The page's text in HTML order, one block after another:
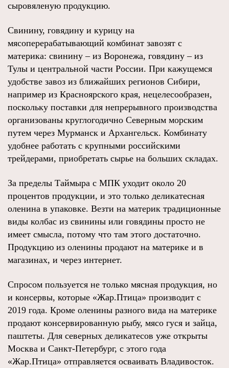
сыровяленую продукцию.
Свинину, говядину и курицу на
мясоперерабатывающий комбинат завозят с
материка: свинину – из Воронежа, говядину – из
Тулы и центральной части России. При кажущемся
удобстве завоз из ближайших регионов Сибири,
например из Красноярского края, нецелесообразен,
поскольку поставки для непрерывного производства
организованы круглогодично Северным морским
путем через Мурманск и Архангельск. Комбинату
удобнее работать с крупными российскими
трейдерами, приобретать сырье на больших складах.
За пределы Таймыра с МПК уходит около 20
процентов продукции, и это только деликатесная
оленина в упаковке. Везти на материк традиционные
виды колбас из свинины или говядины просто не
имеет смысла, потому что там этого достаточно.
Продукцию из оленины продают на материке и в
магазинах, и через интернет.
Спросом пользуется не только мясная продукция, но
и консервы, которые «Жар.Птица» производит с
2019 года. Кроме оленины разного вида на материке
продают консервированную рыбу, мясо гуся и зайца,
паштеты. Для северных деликатесов уже открыты
Москва и Санкт-Петербург, с этого года
«Жар.Птица» отправляется осваивать Владивосток.